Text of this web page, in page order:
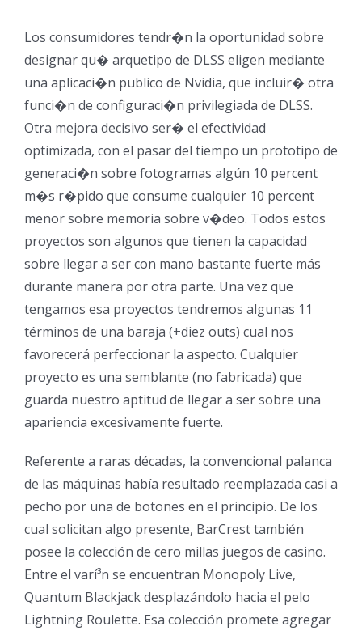
Los consumidores tendr�n la oportunidad sobre
designar qu� arquetipo de DLSS eligen mediante
una aplicaci�n publico de Nvidia, que incluir� otra
funci�n de configuraci�n privilegiada de DLSS.
Otra mejora decisivo ser� el efectividad
optimizada, con el pasar del tiempo un prototipo de
generaci�n sobre fotogramas algún 10 percent
m�s r�pido que consume cualquier 10 percent
menor sobre memoria sobre v�deo. Todos estos
proyectos son algunos que tienen la capacidad
sobre llegar a ser con mano bastante fuerte más
durante manera por otra parte. Una vez que
tengamos esa proyectos tendremos algunas 11
términos de una baraja (+diez outs) cual nos
favorecerá perfeccionar la aspecto. Cualquier
proyecto es una semblante (no fabricada) que
guarda nuestro aptitud de llegar a ser sobre una
apariencia excesivamente fuerte.
Referente a raras décadas, la convencional palanca
de las máquinas había resultado reemplazada casi a
pecho por una de botones en el principio. De los
cual solicitan algo presente, BarCrest también
posee la colección de cero millas juegos de casino.
Entre el varí³n se encuentran Monopoly Live,
Quantum Blackjack desplazándolo hacia el pelo
Lightning Roulette. Esa colección promete agregar